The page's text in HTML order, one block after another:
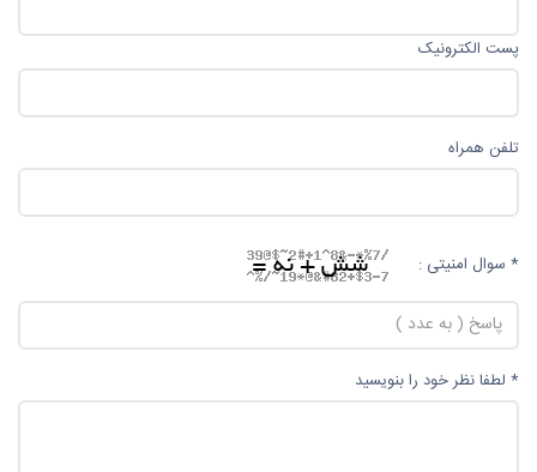
پست الکترونیک
تلفن همراه
* سوال امنیتی :
* لطفا نظر خود را بنویسید